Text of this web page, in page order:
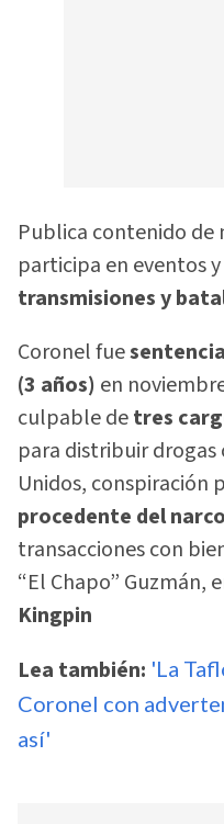
Publica contenido de
participa en eventos
transmisiones y
Coronel fue
(3 años) en
culpable detres
para distribuir drogas
Unidos, conspiración
procedente del
transacciones con
“El Chapo” Guzmán,
Kingpin
Lea también: 'La
Coronel con
así'